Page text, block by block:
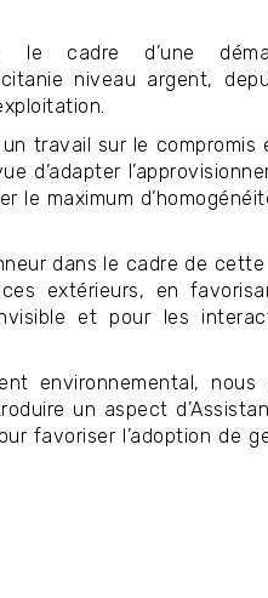
le cadre d’une
niveau argent,
travail sur le compromis
d’adapter
le maximum
dans le cadre de
extérieurs, en
et pour les
environnemental, nous
un aspect
favoriser l’adoption de